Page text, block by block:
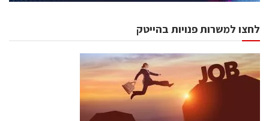
לחצו למשרות פנויות בהייטק